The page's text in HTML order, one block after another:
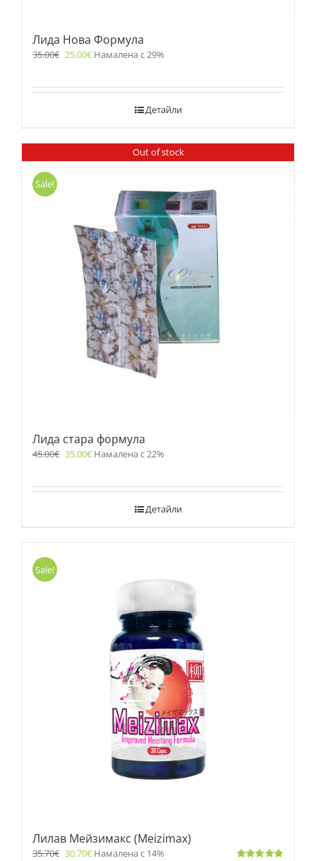
Лида Нова Формула
35.00€ 25.00€ Намалена с 29%
Детайли
Out of stock
Sale!
Лида стара формула
45.00€ 35.00€ Намалена с 22%
Детайли
Sale!
Лилав Мейзимакс (Meizimax)
35.70€ 30.70€ Намалена с 14%